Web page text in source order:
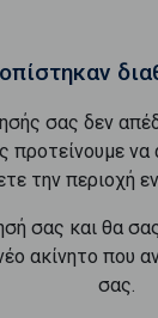
σας δεν
προτείνουμε
την περιοχή
σας και θα
ακίνητο που
σας.